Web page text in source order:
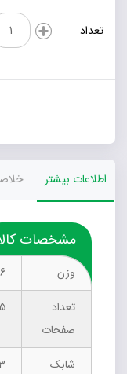
تعداد
موعود
می‌آید
عدد
اطلاعات بیشتر
مشخصات
وزن
تعداد
صفحات
شابک